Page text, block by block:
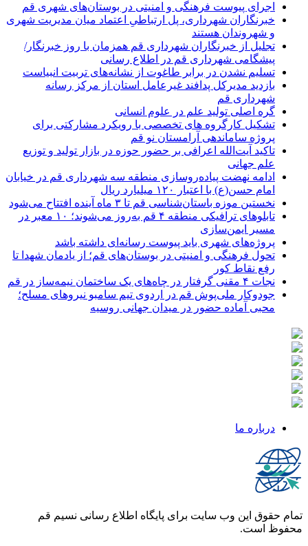
اجرای پیوست فرهنگی و امنیتی در بوستان‌های شهری قم
خبرنگاران شهرداری، پل ارتباطیِ اعتماد میان مدیریت شهری
و شهروندان هستند
تجلیل از خبرنگاران شهرداری قم همزمان با روز خبرنگار/
پیشگامی شهرداری قم در اطلاع رسانی
تسلیم نشدن در برابر طاغوت از نشانه‌های تربیت انبیاست
بازدید مدیرکل پدافند غیرعامل استان از مرکز رسانه
شهرداری قم
گره اصلی تولید علم در علوم انسانی
تشکیل کارگروه های تخصصی با رویکرد مشارکتی برای
پروژه ساماندهی آرامستان نو قم
تاکید آیت‌الله اعرافی بر حضور حوزه در بازار تولید و توزیع
علم جهانی
ادامه نهضت پیاده‌روسازی منطقه سه شهرداری قم در خیابان
امام حسن(ع) با اعتبار ۱۲۰ میلیارد ریال
نخستین موزه باستان‌شناسی قم تا ۳ ماه آینده افتتاح می‌شود
تابلوهای ترافیکی منطقه ۴ قم به‌روز می‌شوند؛ ۱۰ معبر در
مسیر ایمن‌سازی
پروژه‌های شهری باید پیوست رسانه‌ای داشته باشد
تحول فرهنگی و امنیتی در بوستان‌های قم؛ از یادمان شهدا تا
رفع نقاط کور
نجات ۴ مقنی گرفتار در چاه‌های یک ساختمان نیمه‌ساز در قم
جودوکار ملی‌پوش قم در اردوی تیم سامبو نیروهای مسلح؛
محبی آماده حضور در میدان جهانی روسیه
درباره ما
تمام حقوق این وب سایت برای پایگاه اطلاع رسانی نسیم قم
محفوظ است.